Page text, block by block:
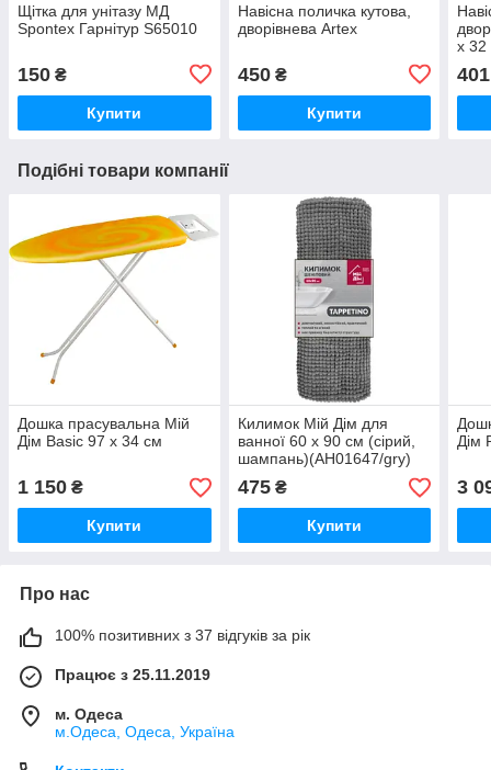
Щітка для унітазу MД
Spontex Гарнітур S65010
150 ₴
Купити
Навісна поличка кутова,
дворівнева Artex
450₴
Купити
х
401
Подібні товари компанії
Дошка прасувальна Мій
Дім Basic 97 х 34 см
1 150 ₴
Купити
Килимок Мій Дім для
ванної 60 х 90 см (сірий,
шампань)(AH01647/gry)
475₴
Купити
Дім
3
Про нас
100% позитивних з 37 відгуків за рік
Працює з 25.11.2019
м. Одеса
м.Одеса, Одеса, Україна